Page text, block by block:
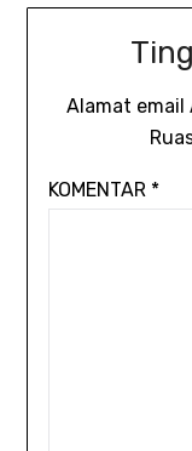
Alamat email
KOMENTAR *